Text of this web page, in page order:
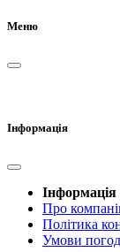
Меню
Інформація
Інформація
Про
Політика
Умови